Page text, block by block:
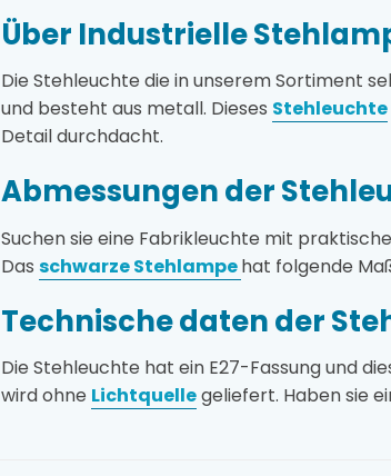
Über Industrielle
Die Stehleuchte die in unserem Sortiment
und besteht aus metall. Dieses Stehleuchte
Detail durchdacht.
Abmessungen der
Suchen sie eine Fabrikleuchte mit
Dasschwarze Stehlampehat folgende
Technische daten der
Die Stehleuchte hat ein E27-Fassung und
wird ohne Lichtquellegeliefert. Haben sie